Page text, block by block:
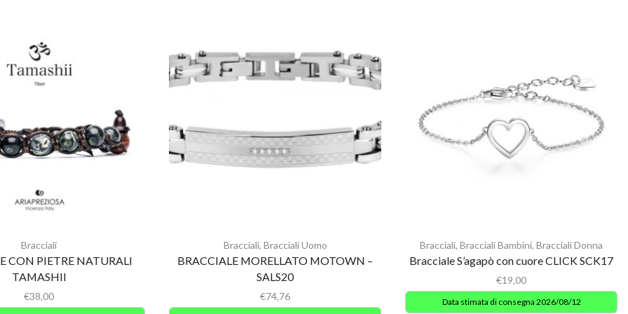
Bracciali
CON PIETRE NATURALI
TAMASHII
€38,00
Bracciali, Bracciali Uomo
BRACCIALE MORELLATO MOTOWN –
SALS20
€74,76
Bracciali, Bracciali Bambini, Bracciali Donna
Bracciale S’agapò con cuore CLICK SCK17
€19,00
Data stimata di consegna 2026/08/12